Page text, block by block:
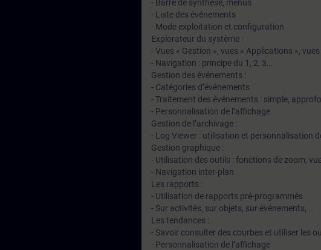
- Barre de synthèse, menus
- Liste des événements
- Mode exploitation et configuration
Explorateur du système :
- Vues « Gestion », vues « Applications »,
- Navigation : principe du 1, 2, 3…
Gestion des événements :
- Catégories d’événements
- Traitement des événements : simple,
- Personnalisation de l’affichage
Gestion de l’archivage :
- Log Viewer : utilisation et personnalisation
Gestion graphique :
- Utilisation des outils : fonctions de zoom,
- Navigation inter-plan
Les rapports :
- Utilisation de rapports pré-programmés
- Sur activités, sur objets, sur événements, …
Les tendances :
- Savoir consulter des courbes et utiliser les
- Personnalisation de l’affichage